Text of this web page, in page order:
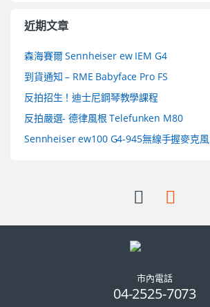
近期文章
森海賽爾 Sennheiser ew IEM G4
到貨通知 – RME Babyface Pro FS
反拍招生！迪士尼鋼琴教學課程
反拍嚴選- 德律風根 Telefunken M80
Sennheiser ew100 G4-945無線手握麥克風
市內電話
04-2525-7073